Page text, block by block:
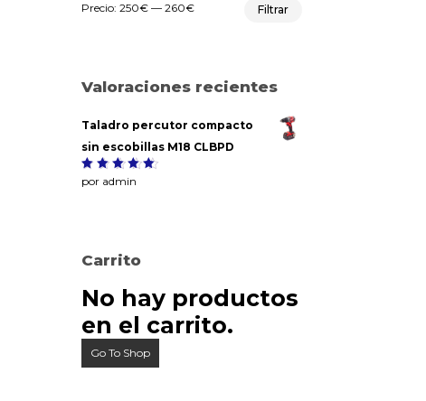
Filtrar
Precio: 250€ — 260€
Valoraciones recientes
Taladro percutor compacto
sin escobillas M18 CLBPD
Valorado
con
por admin
Carrito
No hay productos
en el carrito.
Go To Shop